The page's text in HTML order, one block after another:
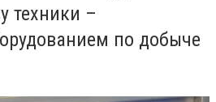
техники –
по добыче